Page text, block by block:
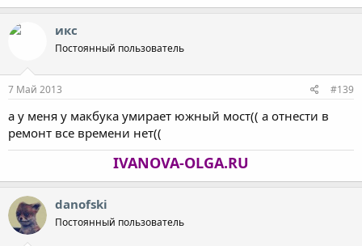
икс
Постоянный пользователь
7 Май 2013 #139
а у меня у макбука умирает южный мост(( а отнести в
ремонт все времени нет((
IVANOVA-OLGA.RU
danofski
Постоянный пользователь